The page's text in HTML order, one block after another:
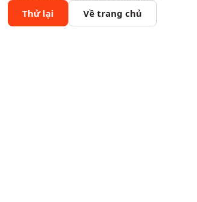
Thử lại Về trang chủ